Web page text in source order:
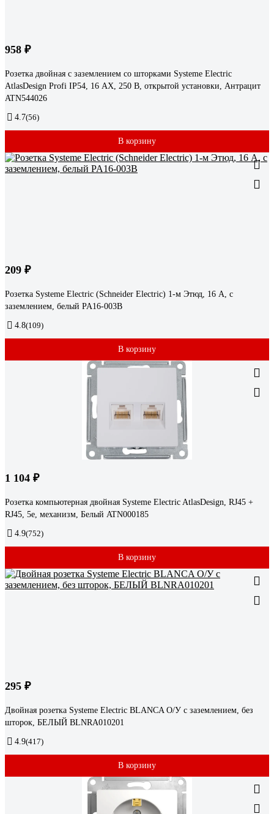
958 ₽
Розетка двойная с заземлением со шторками Systeme Electric
AtlasDesign Profi IP54, 16 АХ, 250 В, открытой установки, Антрацит
ATN544026
4.7(56)
В корзину
209 ₽
Розетка Systeme Electric (Schneider Electric) 1-м Этюд, 16 А, с
заземлением, белый PA16-003B
4.8(109)
В корзину
1 104 ₽
Розетка компьютерная двойная Systeme Electric AtlasDesign, RJ45 +
RJ45, 5e, механизм, Белый ATN000185
4.9(752)
В корзину
295 ₽
Двойная розетка Systeme Electric BLANCA О/У с заземлением, без
шторок, БЕЛЫЙ BLNRA010201
4.9(417)
В корзину